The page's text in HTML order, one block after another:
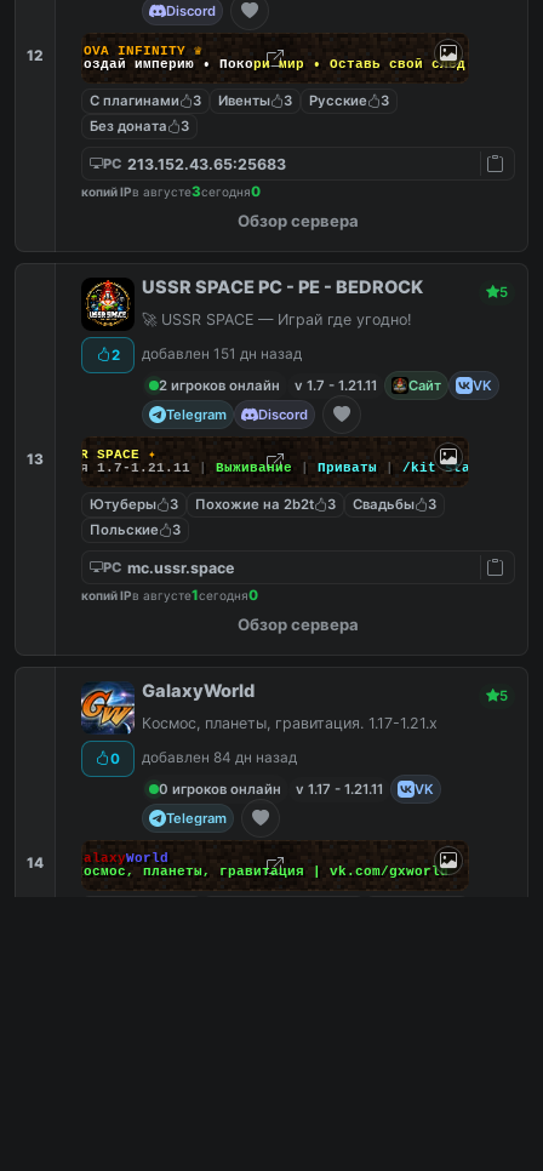
12
Discord
OVA INFINITY ♛
Создай империю • Покори мир • Оставь свой след
С плагинами 3 Ивенты 3 Русские
3
Без доната
3
PC 213.152.43.65:25683
копий IPв августе3сегодня0
Обзор сервера
13
2
USSR SPACE PC - PE - BEDROCK 5
🚀 USSR SPACE — Играй где угодно!
добавлен 151 дн назад
2 игроков онлайн
v 1.7 - 1.21.11 Сайт
VK
Telegram
Discord
✦ USSR SPACE
✦
Версия 1.7-1.21.11
Выживание | Приваты | /kit start
Ютуберы 3 Похожие на 2b2t 3 Свадьбы
3
Польские
3
PC mc.ussr.space
копий IPв августе1сегодня0
Обзор сервера
14
0
GalaxyWorld 5
Космос, планеты, гравитация. 1.17-1.21.х
добавлен 84 дн назад
0 игроков онлайн
v 1.17 - 1.21.11
VK
Telegram
GalaxyWorld
Космос, планеты, гравитация | vk.com/gxworld